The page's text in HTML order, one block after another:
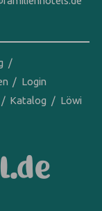
Login
Katalog
Löwi